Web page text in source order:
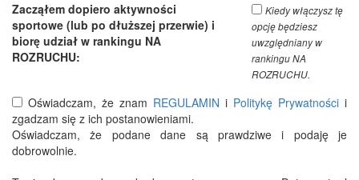
Zacząłem dopiero aktywności
sportowe (lub po dłuższej przerwie) i
biorę udział w rankingu NA
ROZRUCHU:
Kiedy włączysz tę
opcję będziesz
uwzględniany w
rankingu NA
ROZRUCHU.
Oświadczam, że znam REGULAMIN i Politykę Prywatności i
zgadzam się z ich postanowieniami.
Oświadczam, że podane dane są prawdziwe i podaję je
dobrowolnie.